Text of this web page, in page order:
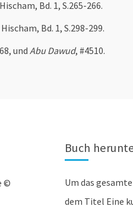
Bd. 1, S.265-266.
Bd. 1, S.298-299.
und Abu Dawud, #4510.
©
Buch
Um das
dem Titel Eine